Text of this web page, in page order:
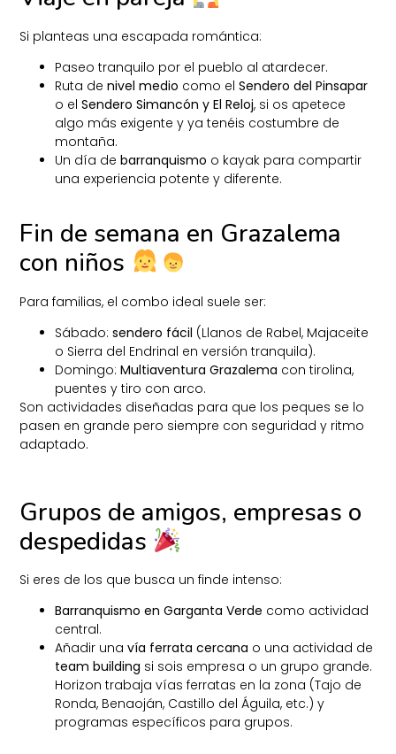
Si planteas una escapada romántica:
Paseo tranquilo por el pueblo al atardecer.
Ruta denivel medio como elSendero del Pinsapar
o elSendero Simancón y El Reloj, si os apetece
algo más exigente y ya tenéis costumbre de
montaña.
Un día debarranquismo o kayak para compartir
una experiencia potente y diferente.
Fin de semana en Grazalema
con niños
Para familias, el combo ideal suele ser:
Sábado:sendero fácil (Llanos de Rabel, Majaceite
o Sierra del Endrinal en versión tranquila).
Domingo:Multiaventura Grazalema con tirolina,
puentes y tiro con arco.
Son actividades diseñadas para que los peques se lo
pasen en grande pero siempre con seguridad y ritmo
adaptado.
Grupos de amigos, empresas o
despedidas
Si eres de los que busca un finde intenso:
Barranquismo en Garganta Verde como actividad
central.
Añadir unavía ferrata cercana o una actividad de
team building si sois empresa o un grupo grande.
Horizon trabaja vías ferratas en la zona (Tajo de
Ronda, Benaoján, Castillo del Águila, etc.) y
programas específicos para grupos.